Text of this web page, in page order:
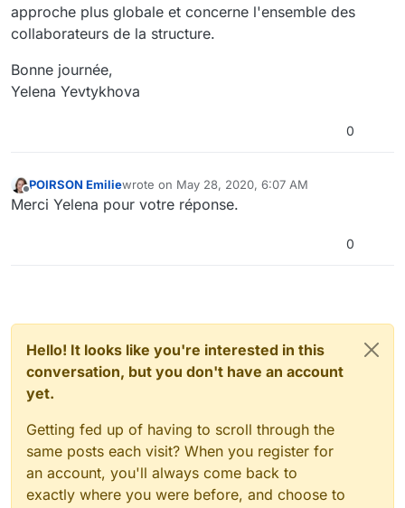
approche plus globale et concerne l'ensemble des
collaborateurs de la structure.
Bonne journée,
Yelena Yevtykhova
0
Offline
POIRSON Emiliewrote on May 28, 2020, 6:07 AM
last edited by
Merci Yelena pour votre réponse.
0
Hello! It looks like you're interested in this
conversation, but you don't have an account
yet.
Getting fed up of having to scroll through the
same posts each visit? When you register for
an account, you'll always come back to
exactly where you were before, and choose to